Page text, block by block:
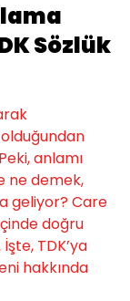
Sözlük
anlamı
ne demek,
geliyor? Care
doğru
TDK’ya
hakkında